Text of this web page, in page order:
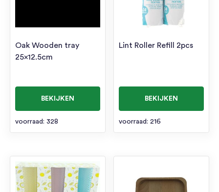
Oak Wooden tray
25×12.5cm
BEKIJKEN
voorraad: 328
Lint Roller Refill 2pcs
BEKIJKEN
voorraad: 216